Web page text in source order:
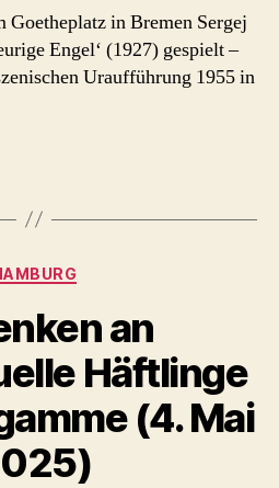
Engel
Prokofjew)
–
Goetheplatz in Bremen Sergej
Engel‘ (1927) gespielt –
Uraufführung 1955 in
Kategorien
an
Häftlinge
(4. Mai